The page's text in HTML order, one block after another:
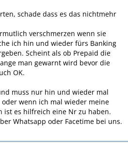
schade dass es das nichtmehr
verschmerzen wenn sie
ich hin und wieder fürs Banking
Scheint als ob Prepaid die
man gewarnt wird bevor die
OK.
muss nur hin und wieder mal
wenn ich mal wieder meine
ist es hilfreich eine Nr zu haben.
Whatsapp oder Facetime bei uns.